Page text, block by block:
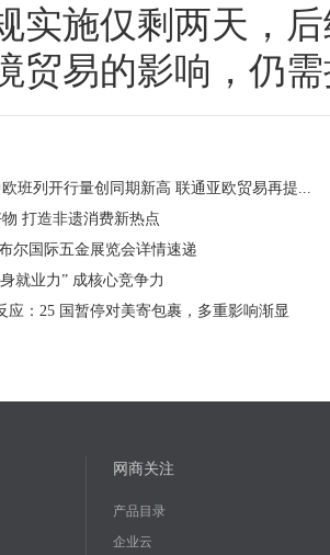
实施仅剩两天，
贸易的影响，仍
班列开行量创同期新高 联通亚欧贸易再提...
打造非遗消费新热点​
尔国际五金展览会详情速递
就业力” 成核心竞争力
应：25 国暂停对美寄包裹，多重影响渐显
网商关注
产品目录
企业云